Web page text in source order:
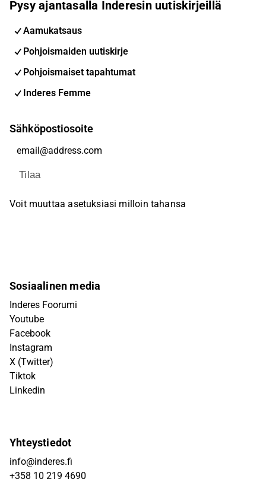
Pysy ajantasalla Inderesin uutiskirjeillä
Aamukatsaus
Pohjoismaiden uutiskirje
Pohjoismaiset tapahtumat
Inderes Femme
Sähköpostiosoite
Tilaa
Voit muuttaa asetuksiasi milloin tahansa
Sosiaalinen media
Inderes Foorumi
Youtube
Facebook
Instagram
X (Twitter)
Tiktok
Linkedin
Yhteystiedot
info@inderes.fi
+358 10 219 4690